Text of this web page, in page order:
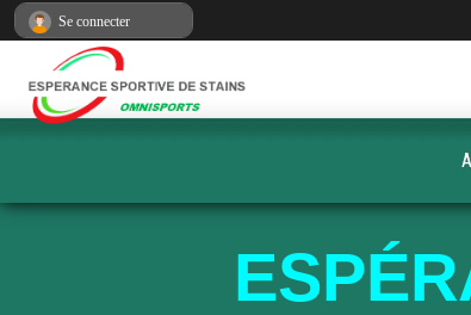
Se connecter
Panneau de gestion des cookies